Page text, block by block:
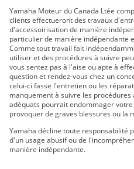
TT-R50E 2019
TW200E 2019
VMAX 2019
WR250F 2019
WR250R 2019
WR450F 2019
SMAX 2019
XSR700 2019
XSR900 2019
XT250 2019
Yamaha Moteur du Canada Ltée
clients effectueront des travaux
d'accessoirisation de manière
particulier de manière indépendante
Comme tout travail fait
utiliser et des procédures à suivre
vous sentez pas à l'aise ou apte à
question et rendez-vous chez un
celui-ci fasse l'entretien ou les
manquement à suivre les
adéquats pourrait endommager
provoquer de graves blessures ou la
Yamaha décline toute responsabilité
d'un usage abusif ou de
manière indépendante.